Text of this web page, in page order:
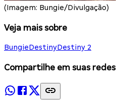
(Imagem: Bungie/Divulgação)
Veja mais sobre
BungieDestinyDestiny 2
Compartilhe em suas redes